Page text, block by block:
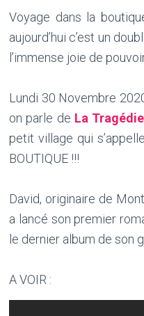
Voyage dans la
aujourd’hui c’est un
l’immense joie de
Lundi 30 Novembre
on parle de La Tragédie
petit village qui
BOUTIQUE !!!
David, originaire de
a lancé son premier
le dernier album de son
A VOIR :